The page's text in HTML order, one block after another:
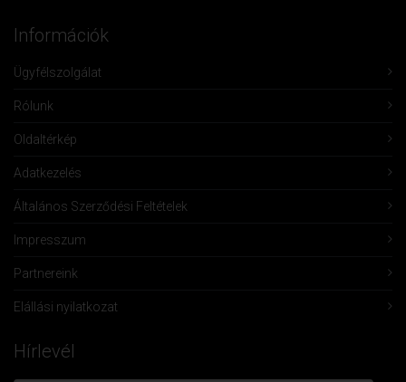
Információk
Ügyfélszolgálat
Rólunk
Oldaltérkép
Adatkezelés
Általános Szerződési Feltételek
Impresszum
Partnereink
Elállási nyilatkozat
Hírlevél